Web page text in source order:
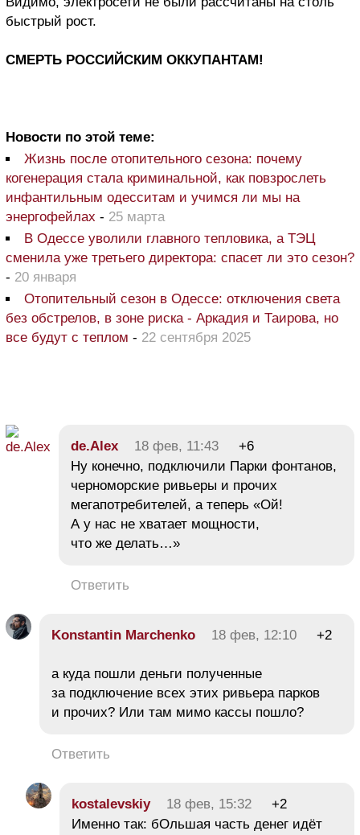
быстрый рост.
СМЕРТЬ РОССИЙСКИМ ОККУПАНТАМ!
Новости по этой теме:
Жизнь после отопительного сезона: почему
когенерация стала криминальной, как повзрослеть
инфантильным одесситам и учимся ли мы на
энергофейлах - 25 марта
В Одессе уволили главного тепловика, а ТЭЦ
сменила уже третьего директора: спасет ли это сезон?
- 20 января
Отопительный сезон в Одессе: отключения света
без обстрелов, в зоне риска - Аркадия и Таирова, но
все будут с теплом - 22 сентября 2025
de.Alex 18 фев, 11:43
+6
Ну конечно, подключили Парки фонтанов,
черноморские ривьеры и прочих
мегапотребителей, а теперь «Ой!
А у нас не хватает мощности,
что же делать…»
Ответить
Konstantin Marchenko 18 фев, 12:10 +2
а куда пошли деньги полученные
за подключение всех этих ривьера парков
и прочих? Или там мимо кассы пошло?
Ответить
kostalevskiy 18 фев, 15:32
+2
Именно так: бОльшая часть денег идёт